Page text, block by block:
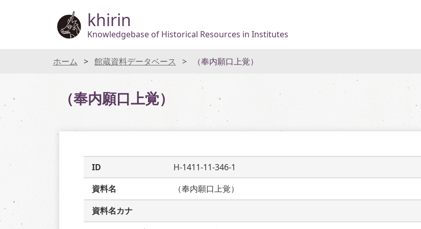
khirin
Knowledgebase of Historical Resources in Institutes
ホーム 館蔵資料データベース （奉内願口上覚）
（奉内願口上覚）
ID
H-1411-11-346-1
資料名
（奉内願口上覚）
資料名カナ